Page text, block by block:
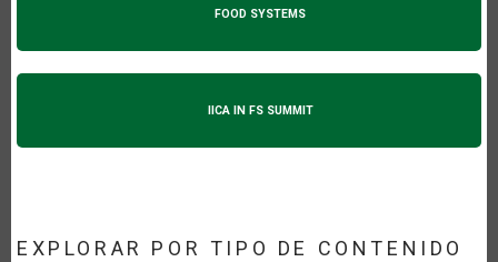
FOOD SYSTEMS
IICA IN FS SUMMIT
EXPLORAR POR TIPO DE CONTENIDO